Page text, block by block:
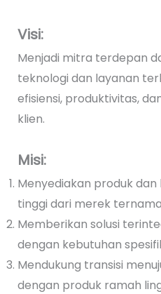
Visi:
Menjadi mitra terdepan
teknologi dan layanan
efisiensi, produktivitas,
klien.
Misi:
Menyediakan produk
tinggi dari merek
Memberikan solusi
dengan kebutuhan
Mendukung transisi
dengan produk ramah